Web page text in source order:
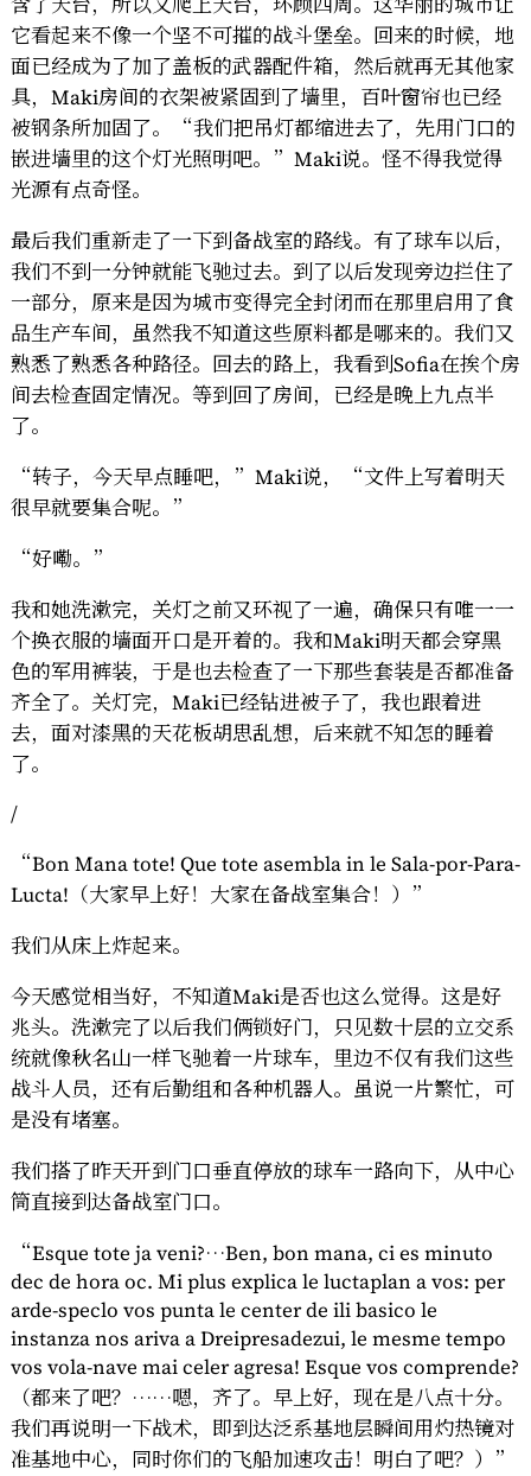
它看起来不像一个坚不可摧的战斗堡垒。回来的时候，地
面已经成为了加了盖板的武器配件箱，然后就再无其他家
具，Maki房间的衣架被紧固到了墙里，百叶窗帘也已经
被钢条所加固了。“我们把吊灯都缩进去了，先用门口的
嵌进墙里的这个灯光照明吧。”Maki说。怪不得我觉得
光源有点奇怪。
最后我们重新走了一下到备战室的路线。有了球车以后，
我们不到一分钟就能飞驰过去。到了以后发现旁边拦住了
一部分，原来是因为城市变得完全封闭而在那里启用了食
品生产车间，虽然我不知道这些原料都是哪来的。我们又
熟悉了熟悉各种路径。回去的路上，我看到Sofia在挨个房
间去检查固定情况。等到回了房间，已经是晚上九点半
了。
“转子，今天早点睡吧，”Maki说，“文件上写着明天
很早就要集合呢。”
“好嘞。”
我和她洗漱完，关灯之前又环视了一遍，确保只有唯一一
个换衣服的墙面开口是开着的。我和Maki明天都会穿黑
色的军用裤装，于是也去检查了一下那些套装是否都准备
齐全了。关灯完，Maki已经钻进被子了，我也跟着进
去，面对漆黑的天花板胡思乱想，后来就不知怎的睡着
了。
/
“Bon Mana tote! Que tote asembla in le Sala-por-Para-
Lucta!（大家早上好！大家在备战室集合！）”
我们从床上炸起来。
今天感觉相当好，不知道Maki是否也这么觉得。这是好
兆头。洗漱完了以后我们俩锁好门，只见数十层的立交系
统就像秋名山一样飞驰着一片球车，里边不仅有我们这些
战斗人员，还有后勤组和各种机器人。虽说一片繁忙，可
是没有堵塞。
我们搭了昨天开到门口垂直停放的球车一路向下，从中心
筒直接到达备战室门口。
“Esque tote ja veni?…Ben, bon mana, ci es minuto
dec de hora oc. Mi plus explica le luctaplan a vos: per
arde-speclo vos punta le center de ili basico le
instanza nos ariva a Dreipresadezui, le mesme tempo
vos vola-nave mai celer agresa! Esque vos comprende?
（都来了吧？……嗯，齐了。早上好，现在是八点十分。
我们再说明一下战术，即到达泛系基地层瞬间用灼热镜对
准基地中心，同时你们的飞船加速攻击！明白了吧？）”